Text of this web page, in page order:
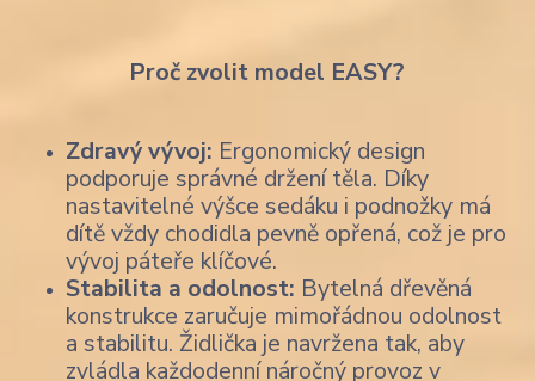
Proč zvolit model EASY?
Zdravý vývoj: Ergonomický design
podporuje správné držení těla. Díky
nastavitelné výšce sedáku i podnožky má
dítě vždy chodidla pevně opřená, což je pro
vývoj páteře klíčové.
Stabilita a odolnost: Bytelná dřevěná
konstrukce zaručuje mimořádnou odolnost
a stabilitu. Židlička je navržena tak, aby
zvládla každodenní náročný provoz v